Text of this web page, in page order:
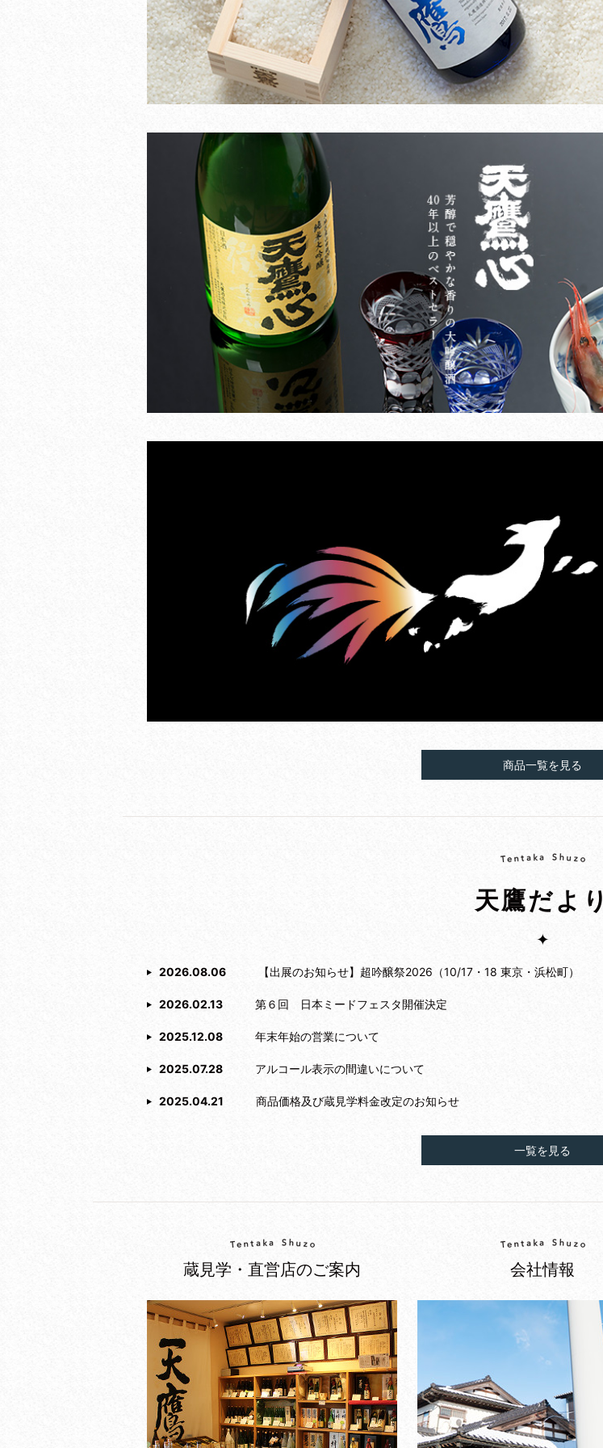
商品一覧を見る
天鷹だより
2026.08.06 【出展のお知らせ】超吟醸祭2026（10/17・18 東京・浜松町）
2026.02.13 第６回 日本ミードフェスタ開催決定
2025.12.08 年末年始の営業について
2025.07.28 アルコール表示の間違いについて
2025.04.21 商品価格及び蔵見学料金改定のお知らせ
一覧を見る
蔵見学・直営店のご案内 会社情報